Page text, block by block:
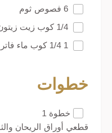
6 فصوص ثوم
1/4 كوب زيت زيتون
1 1/4 كوب ماء فاتر
خطوات
خطوة 1
قطعي أوراق الريحان